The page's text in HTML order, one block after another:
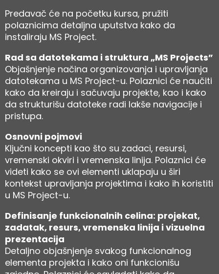
Predavač će na početku kursa, pružiti
polaznicima detaljna uputstva kako da
instaliraju MS Project.
Rad sa datotekama i struktura „MS Projects”
Objašnjenje načina organizovanja i upravljanja
datotekama u MS Project-u. Polaznici će naučiti
kako da kreiraju i sačuvaju projekte, kao i kako
da strukturišu datoteke radi lakše navigacije i
pristupa.
Osnovni pojmovi
Ključni koncepti kao što su zadaci, resursi,
vremenski okviri i vremenska linija. Polaznici će
videti kako se ovi elementi uklapaju u širi
kontekst upravljanja projektima i kako ih koristiti
u MS Project-u.
Definisanje funkcionalnih celina: projekat,
zadatak, resurs, vremenska linija i vizuelna
prezentacija
Detaljno objašnjenje svakog funkcionalnog
elementa projekta i kako oni funkcionišu